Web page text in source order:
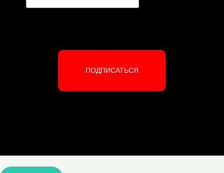
ПОДПИСАТЬСЯ